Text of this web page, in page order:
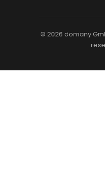
© 2026 domany